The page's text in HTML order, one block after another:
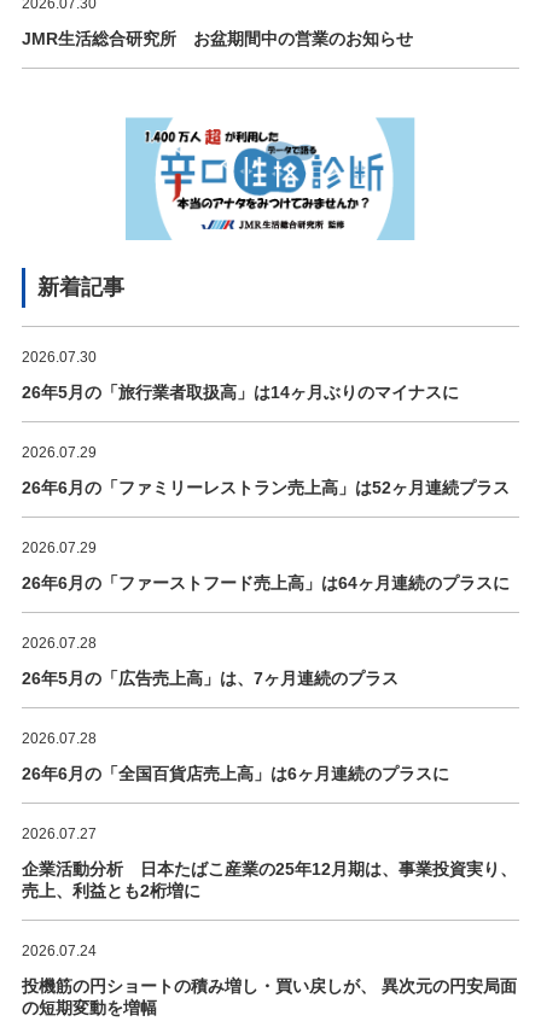
2026.07.30
JMR生活総合研究所 お盆期間中の営業のお知らせ
新着記事
2026.07.30
26年5月の「旅行業者取扱高」は14ヶ月ぶりのマイナスに
2026.07.29
26年6月の「ファミリーレストラン売上高」は52ヶ月連続プラス
2026.07.29
26年6月の「ファーストフード売上高」は64ヶ月連続のプラスに
2026.07.28
26年5月の「広告売上高」は、7ヶ月連続のプラス
2026.07.28
26年6月の「全国百貨店売上高」は6ヶ月連続のプラスに
2026.07.27
企業活動分析 日本たばこ産業の25年12月期は、事業投資実り、
売上、利益とも2桁増に
2026.07.24
投機筋の円ショートの積み増し・買い戻しが、 異次元の円安局面
の短期変動を増幅